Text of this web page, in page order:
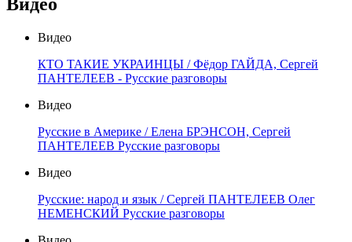
Видео
Видео
КТО ТАКИЕ УКРАИНЦЫ / Фёдор ГАЙДА, Сергей
ПАНТЕЛЕЕВ - Русские разговоры
Видео
Русские в Америке / Елена БРЭНСОН, Сергей
ПАНТЕЛЕЕВ Русские разговоры
Видео
Русские: народ и язык / Сергей ПАНТЕЛЕЕВ Олег
НЕМЕНСКИЙ Русские разговоры